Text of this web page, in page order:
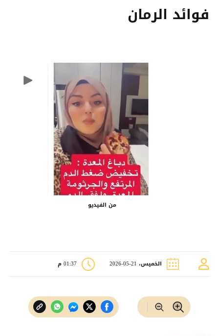
فوائد الرمان
من الفيديو
الخميس، 21-05-2026 01:37 م